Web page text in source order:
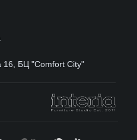
16, БЦ "Comfort City"